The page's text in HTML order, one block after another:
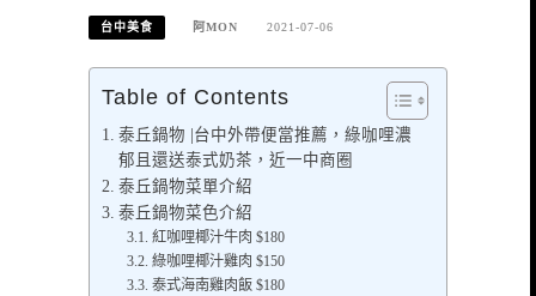
台中美食 阿MON 2021-07-06
Table of Contents
泰丘鍋物 |台中外帶便當推薦，綠咖哩濃
郁且還送泰式奶茶，近一中商圈
泰丘鍋物菜單介紹
泰丘鍋物菜色介紹
紅咖哩椰汁牛肉 $180
綠咖哩椰汁雞肉 $150
泰式海南雞肉飯 $180